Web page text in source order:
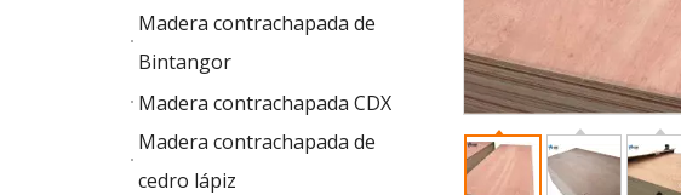
Madera contrachapada de
Bintangor
Madera contrachapada CDX
Madera contrachapada de
cedro lápiz